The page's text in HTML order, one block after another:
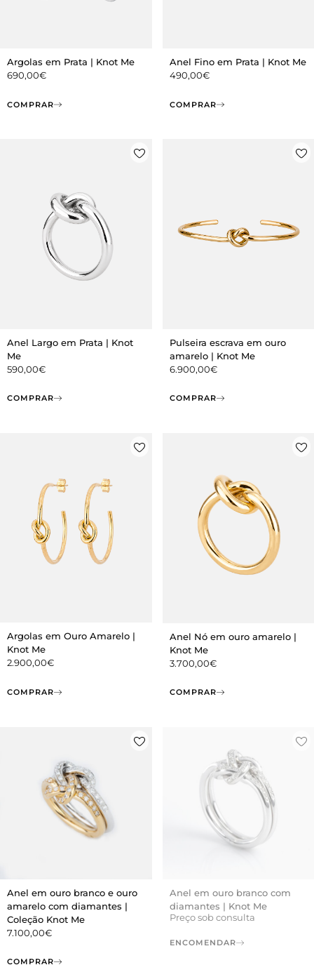
Argolas em Prata | Knot Me
690,00€
COMPRAR
Anel Fino em Prata | Knot Me
490,00€
COMPRAR
Anel Largo em Prata | Knot
Me
590,00€
COMPRAR
Pulseira escrava em ouro
amarelo | Knot Me
6.900,00€
COMPRAR
Argolas em Ouro Amarelo |
Knot Me
2.900,00€
COMPRAR
Anel Nó em ouro amarelo |
Knot Me
3.700,00€
COMPRAR
Anel em ouro branco e ouro
amarelo com diamantes |
Coleção Knot Me
7.100,00€
COMPRAR
Anel em ouro branco com
diamantes | Knot Me
Preço sob consulta
ENCOMENDAR